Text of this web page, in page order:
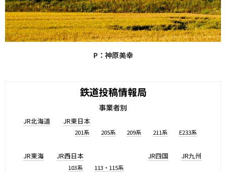
P：神原美幸
鉄道投稿情報局
事業者別
JR北海道 JR東日本
201系 205系 209系 211系 E233系
JR東海 JR西日本
103系 113・115系
JR四国 JR九州